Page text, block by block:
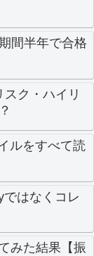
間半年で合格
ク・ハイリ
ルをすべて読
ではなくコレ
みた結果【振